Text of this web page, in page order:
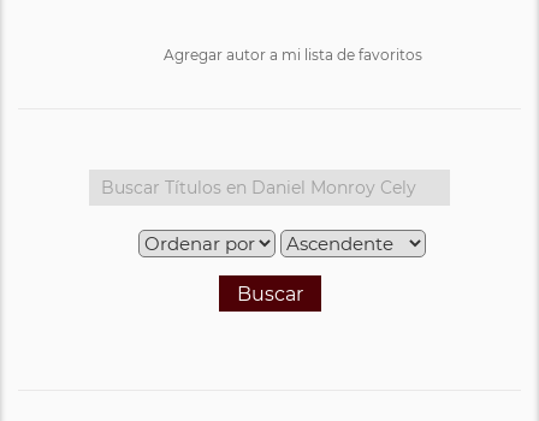
Agregar autor a mi lista de favoritos
Buscar